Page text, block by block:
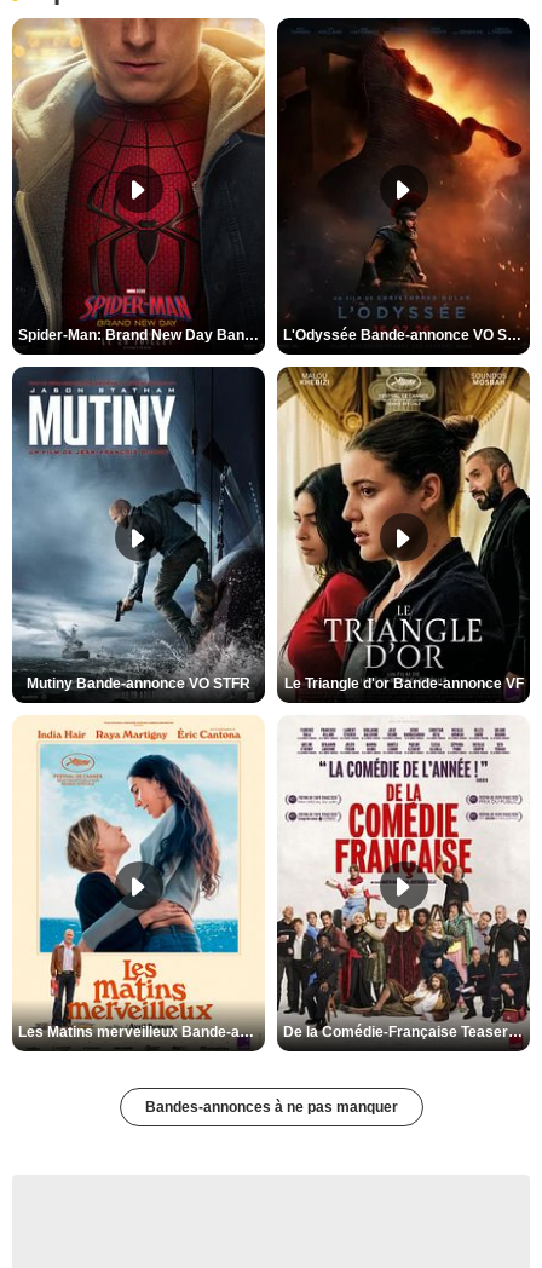
Spider-Man: Brand New Day Bande-annonce VO STFR L'Odyssée Bande-annonce VO STFR
Mutiny Bande-annonce VO STFR Le Triangle d'or Bande-annonce VF
Les Matins merveilleux Bande-annonce VF De la Comédie-Française Teaser VF
Bandes-annonces à ne pas manquer